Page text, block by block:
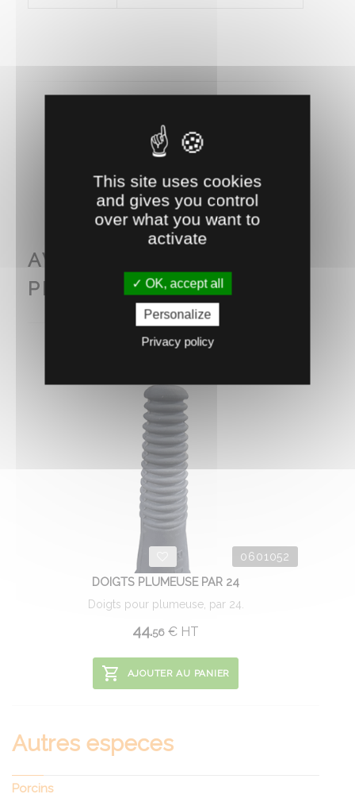
RECOMMANDEZ CE PRODUIT À UN AMI
AVEC CE PRODUIT
PENSEZ AUSSI À...
0601052
DOIGTS PLUMEUSE PAR 24
Doigts pour plumeuse, par 24.
44.56 € HT
AJOUTER AU PANIER
Autres especes
Porcins
This site uses cookies
and gives you control
over what you want to
activate
OK, accept all
Personalize
Privacy policy